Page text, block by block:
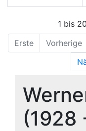
1 bis
Erste
Vorherige
(1928